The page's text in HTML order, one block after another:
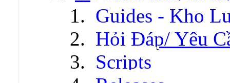
Guides - Kho
Hỏi Đáp/ Yêu
Scripts